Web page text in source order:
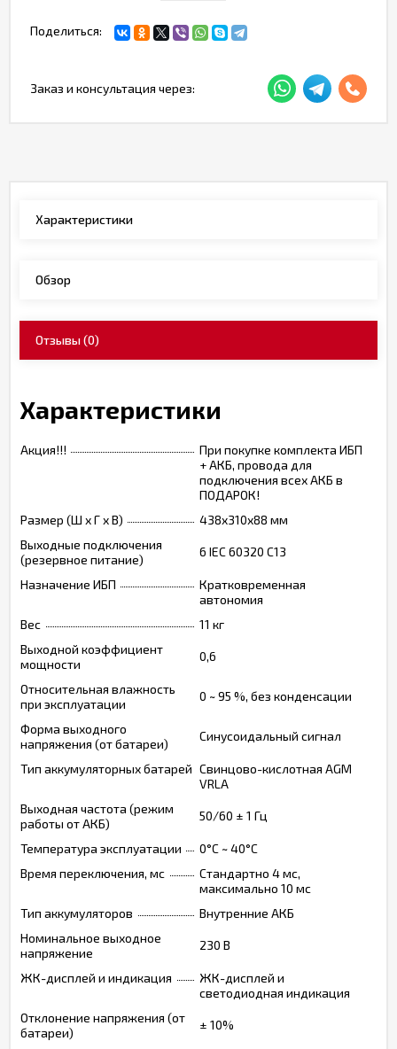
Поделиться:
Заказ и консультация через:
Характеристики
Обзор
Отзывы(0)
Характеристики
Акция!!!
При покупке комплекта ИБП
+ АКБ, провода для
подключения всех АКБ в
ПОДАРОК!
Размер (Ш х Г х В)
438x310х88 мм
Выходные подключения
(резервное питание)
6 IEC 60320 C13
Назначение ИБП
Кратковременная
автономия
Вес
11 кг
Выходной коэффициент
мощности
0,6
Относительная влажность
при эксплуатации
0 ~ 95 %, без конденсации
Форма выходного
напряжения (от батареи)
Синусоидальный сигнал
Тип аккумуляторных батарей Свинцово-кислотная AGM
VRLA
Выходная частота (режим
работы от АКБ)
50/60 ± 1 Гц
Температура эксплуатации
0°C ~ 40°C
Время переключения, мс
Стандартно 4 мс,
максимально 10 мс
Тип аккумуляторов
Внутренние АКБ
Номинальное выходное
напряжение
230 В
ЖК-дисплей и индикация
ЖК-дисплей и
светодиодная индикация
Отклонение напряжения (от
батареи)
± 10%